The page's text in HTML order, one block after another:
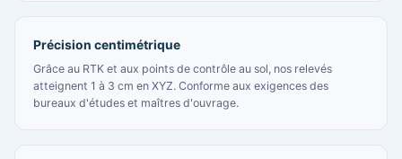
Précision centimétrique
Grâce au RTK et aux points de contrôle au sol, nos relevés
atteignent 1 à 3 cm en XYZ. Conforme aux exigences des
bureaux d'études et maîtres d'ouvrage.